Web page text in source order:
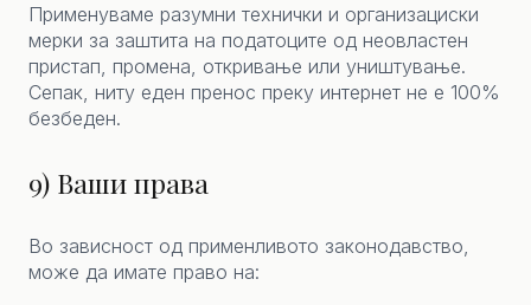
Применуваме разумни технички и организациски
мерки за заштита на податоците од неовластен
пристап, промена, откривање или уништување.
Сепак, ниту еден пренос преку интернет не е 100%
безбеден.
9) Ваши права
Во зависност од применливото законодавство,
може да имате право на: